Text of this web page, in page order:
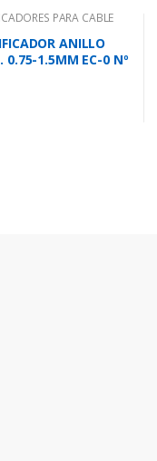
PARA CABLE
ANILLO
0.75-1.5MM EC-0 Nº